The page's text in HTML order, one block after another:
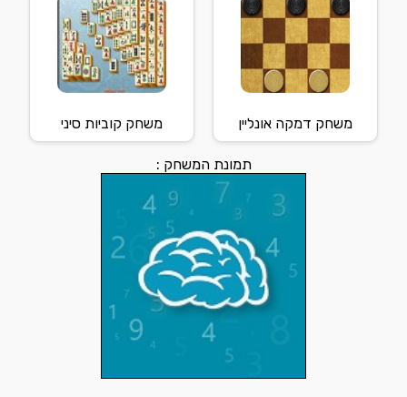
משחק דמקה אונליין משחק קוביות סיני
תמונת המשחק :